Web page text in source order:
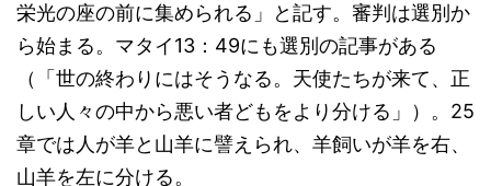
栄光の座の前に集められる」と記す。審判は選別か
ら始まる。マタイ13：49にも選別の記事がある
（「世の終わりにはそうなる。天使たちが来て、正
しい人々の中から悪い者どもをより分ける」）。25
章では人が羊と山羊に譬えられ、羊飼いが羊を右、
山羊を左に分ける。